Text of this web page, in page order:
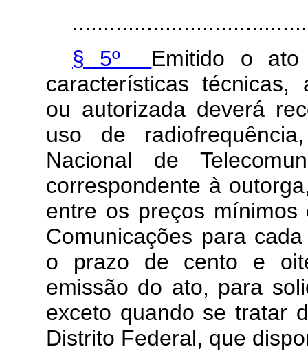
§ 5º Emitido o
características técnicas,
ou autorizada deverá
uso de
Nacional de
correspondente à
entre os preços mínimos
Comunicações para
o prazo de cento e
emissão do ato, para
exceto quando se tratar
Distrito Federal, que